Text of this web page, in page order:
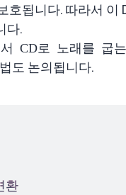
됩니다. 따라서
다.
서 CD로 노래를 굽
도 논의됩니다.
환